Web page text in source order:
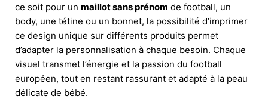
ce soit pour un maillot sans prénom de football, un
body, une tétine ou un bonnet, la possibilité d’imprimer
ce design unique sur différents produits permet
d’adapter la personnalisation à chaque besoin. Chaque
visuel transmet l’énergie et la passion du football
européen, tout en restant rassurant et adapté à la peau
délicate de bébé.